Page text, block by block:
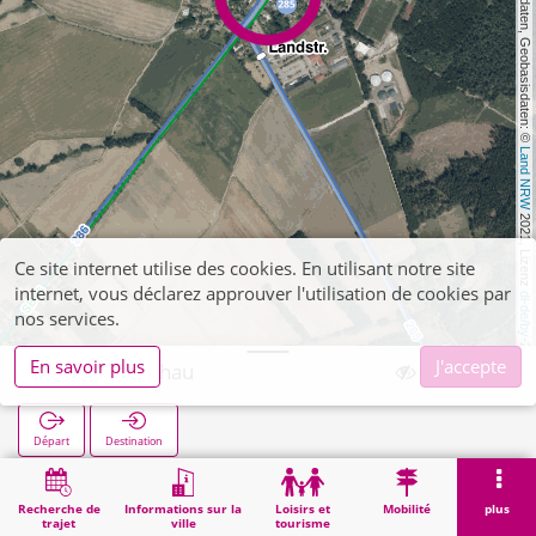
, Kartendaten, Geobasisdaten: ©
Land NRW
2021, Lizenz
dl-de/by-2-0
Recherche de
trajet
Informations sur la
ville
Loisirs et
tourisme
Mobilité plus
Abzw. Kleinhau
Départ Destination
Démarrage Abzw. Kleinhau
Ce site internet utilise des cookies. En utilisant notre site
internet, vous déclarez approuver l'utilisation de cookies par
nos services.
En savoir plus
J'accepte